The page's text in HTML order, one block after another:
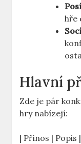
hře
Hlavní
Zde je pár
hry nabízejí:
| Přínos | Popis |